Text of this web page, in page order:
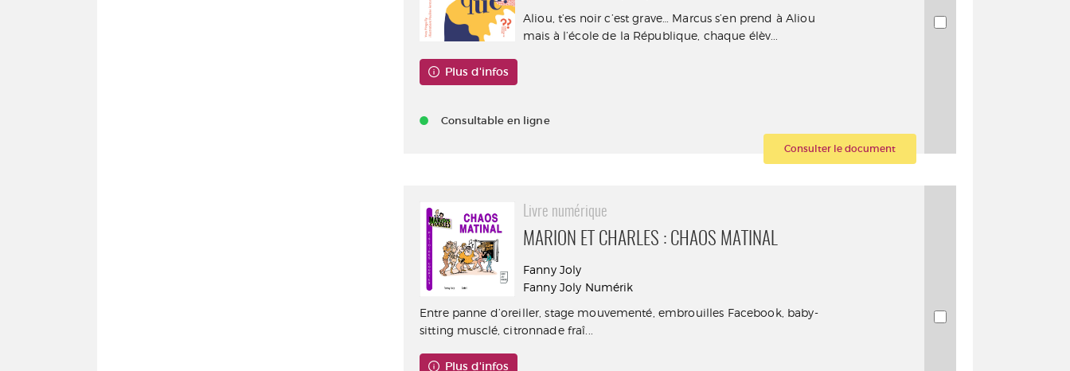
Aliou, t’es noir c’est grave… Marcus s’en prend à Aliou
mais à l’école de la République, chaque élèv...
Plus d'infos
Consultable en ligne
Consulter le document
Livre numérique
MARION ET CHARLES : CHAOS MATINAL
Fanny Joly
Fanny Joly Numérik
Entre panne d’oreiller, stage mouvementé, embrouilles Facebook, baby-
sitting musclé, citronnade fraî...
Plus d'infos